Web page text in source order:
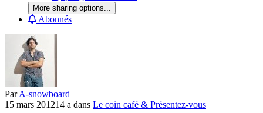
More sharing options...
Abonnés
ParA-snowboard
15 mars 201214 a dans Le coin café & Présentez-vous